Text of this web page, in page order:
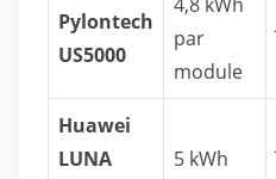
Pylontech
US5000
par
module
Huawei
LUNA
5 kWh